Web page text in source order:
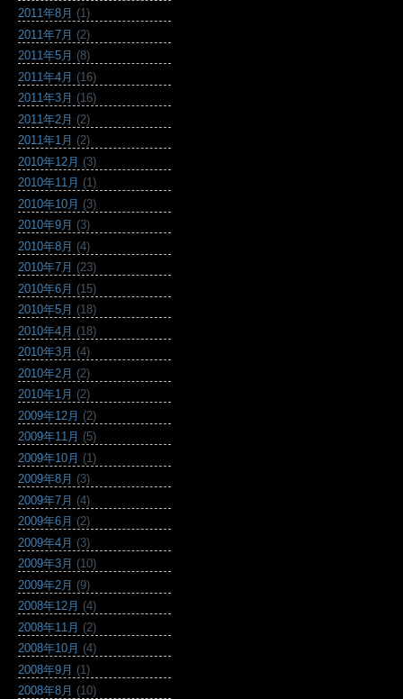
2011年8月 (1)
2011年7月 (2)
2011年5月 (8)
2011年4月 (16)
2011年3月 (16)
2011年2月 (2)
2011年1月 (2)
2010年12月 (3)
2010年11月 (1)
2010年10月 (3)
2010年9月 (3)
2010年8月 (4)
2010年7月 (23)
2010年6月 (15)
2010年5月 (18)
2010年4月 (18)
2010年3月 (4)
2010年2月 (2)
2010年1月 (2)
2009年12月 (2)
2009年11月 (5)
2009年10月 (1)
2009年8月 (3)
2009年7月 (4)
2009年6月 (2)
2009年4月 (3)
2009年3月 (10)
2009年2月 (9)
2008年12月 (4)
2008年11月 (2)
2008年10月 (4)
2008年9月 (1)
2008年8月 (10)